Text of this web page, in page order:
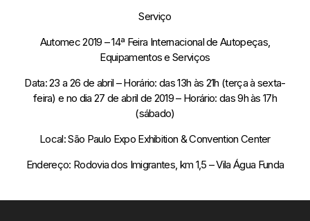
Serviço
Automec 2019 – 14ª Feira Internacional de Autopeças,
Equipamentos e Serviços
Data: 23 a 26 de abril – Horário: das 13h às 21h (terça à sexta-
feira) e no dia 27 de abril de 2019 – Horário: das 9h às 17h
(sábado)
Local: São Paulo Expo Exhibition & Convention Center
Endereço: Rodovia dos Imigrantes, km 1,5 – Vila Água Funda